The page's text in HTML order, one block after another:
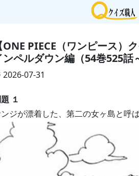
ONE PIECE（ワンピース）
ンペルダウン編（54巻525話
2026-07-31
１
ジが漂着した、第二の女ヶ島と呼